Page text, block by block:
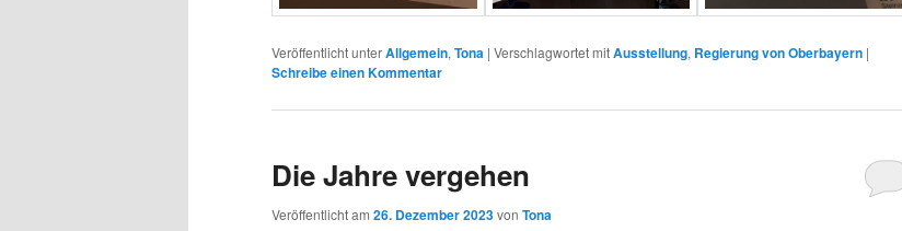
Veröffentlicht unterAllgemein, Tona | Verschlagwortet mitAusstellung, Regierung von Oberbayern |
Schreibe einen Kommentar
Die Jahre vergehen
Veröffentlicht am 26. Dezember 2023von Tona